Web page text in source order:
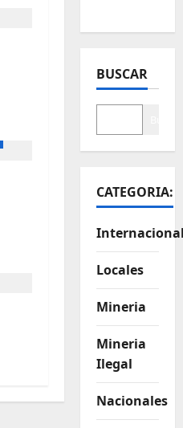
BUSCAR
CATEGORIA:
Locales
Mineria
Mineria
Ilegal
Nacionales